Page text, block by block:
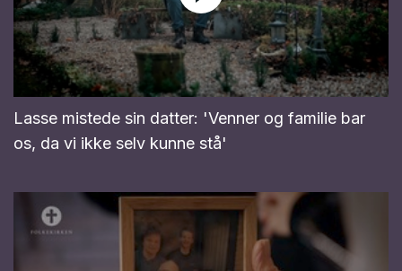
Lasse mistede sin datter: 'Venner og familie bar
os, da vi ikke selv kunne stå'